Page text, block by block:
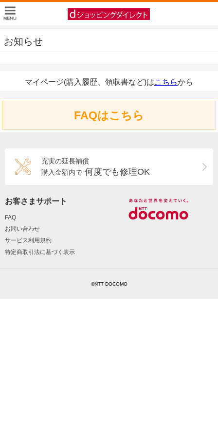
お知らせ
マイページ(購入履歴、領収書など)はこちらから
FAQはこちら
充実の延長補償
購入金額内で 何度でも修理OK
お客さまサポート
FAQ
お問い合わせ
サービス利用規約
特定商取引法に基づく表示
©NTT DOCOMO